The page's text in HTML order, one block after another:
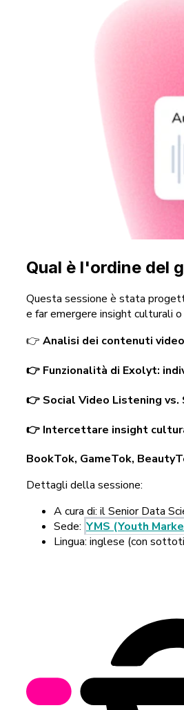
Qual è l'ordine del
Questa sessione è stata
e far emergere insight culturali o
👉 Analisi dei contenuti
👉 Funzionalità di Exolyt:
👉 Social Video Listening
👉 Intercettare insight
BookTok, GameTok,
Dettagli della sessione:
A cura di: il Senior Data
Sede: YMS (Youth
Lingua: inglese (con